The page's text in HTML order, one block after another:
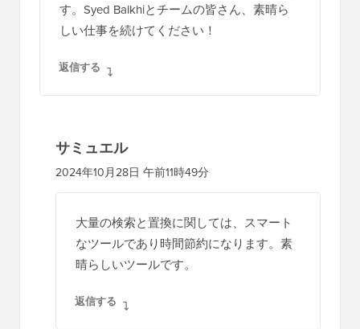
す。Syed Balkhiとチームの皆さん、素晴ら
しい仕事を続けてください！
返信する
サミュエル
2024年10月28日 午前11時49分
大量の検索と置換に関しては、スマート
なツールであり時間節約になります。素
晴らしいツールです。
返信する